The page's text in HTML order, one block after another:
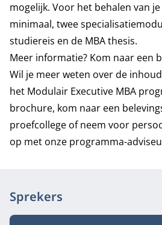
mogelijk. Voor het behalen van
minimaal, twee
studiereis en de MBA thesis.
Meer informatie? Kom naar een
Wil je meer weten over de
het Modulair Executive MBA
brochure, kom naar een
proefcollege of neem voor
op met onze programma-
Sprekers